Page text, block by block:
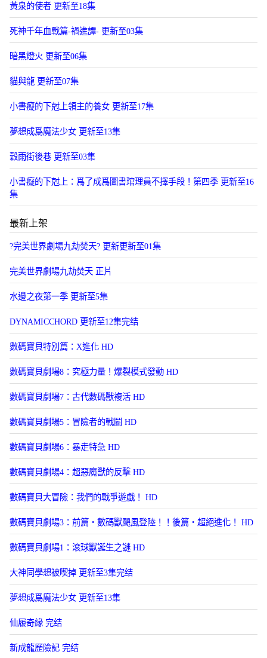
黃泉的使者 更新至18集
死神千年血戰篇-禍進譚- 更新至03集
暗黑燈火 更新至06集
貓與龍 更新至07集
小書癡的下尅上領主的養女 更新至17集
夢想成爲魔法少女 更新至13集
穀雨街後巷 更新至03集
小書癡的下尅上：爲了成爲圖書琯理員不擇手段！第四季 更新至16
集
最新上架
?完美世界劇場九劫焚天? 更新更新至01集
​完美世界劇場九劫焚天​ 正片
水邊之夜第一季 更新至5集
DYNAMICCHORD 更新至12集完结
數碼寶貝特別篇：X進化 HD
數碼寶貝劇場8：究極力量！爆裂模式發動 HD
數碼寶貝劇場7：古代數碼獸複活 HD
數碼寶貝劇場5：冒險者的戰鬭 HD
數碼寶貝劇場6：暴走特急 HD
數碼寶貝劇場4：超惡魔獸的反擊 HD
數碼寶貝大冒險：我們的戰爭遊戯！ HD
數碼寶貝劇場3：前篇・數碼獸颶風登陸！！後篇・超絕進化！ HD
數碼寶貝劇場1：滾球獸誕生之謎 HD
大神同學想被喫掉 更新至3集完结
夢想成爲魔法少女 更新至13集
仙履奇緣 完结
新成龍歷險記 完结